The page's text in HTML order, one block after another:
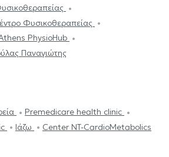
Φυσικοθεραπείας
Φυσικοθεραπείας
PhysioHub
Παναγιώτης
Premedicare health clinic
Ιάζω Center NT-CardioMetabolics